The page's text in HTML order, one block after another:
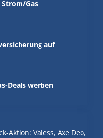
Strom/Gas
auf
Deals werben
Aktion: Valess, Axe Deo,